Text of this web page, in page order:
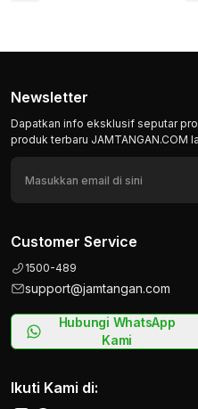
Newsletter
Dapatkan info eksklusif seputar
produk terbaru JAMTANGAN.COM
Customer Service
1500-489
support@jamtangan.com
Hubungi WhatsApp
Kami
Ikuti Kami di: